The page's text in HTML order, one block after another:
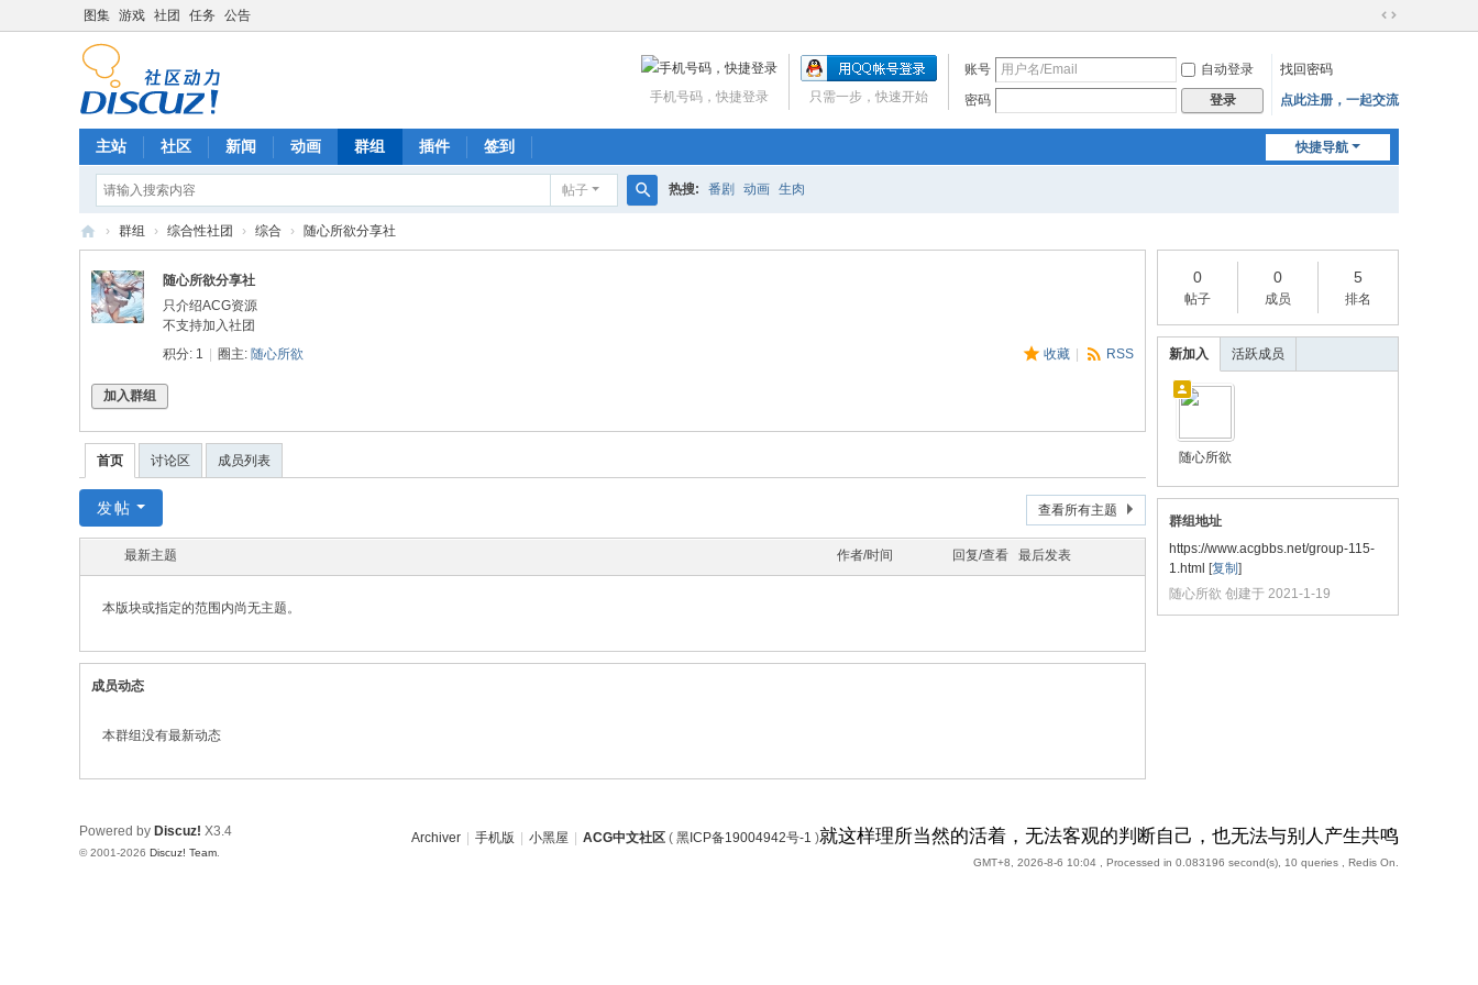
图集 游戏 社团 任务 公告
切
宽
账号 自动登录
找回密码
密码
登录 点此注册，一起交流
只需一步，快速开始
手机号码，快捷登录
快捷导航
主站 社区 新闻 动画 群组 插件 签到
帖子
索
热搜: 番剧 动画 生肉
C
G
文
› 群组 › 综合性社团 › 综合 › 随心所欲分享社
随心所欲分享社
只介绍ACG资源
不支持加入社团
收藏
RSS
积分: 1 圈主: 随心所欲
加入群组
首页 讨论区 成员列表
查看所有主题
发帖
最新主题 作者/时间 回复/查看 最后发表
本版块或指定的范围内尚无主题。
成员动态
本群组没有最新动态
0
帖子
0
成员
5
排名
新加入 活跃成员
随心所欲
群组地址
https://www.acgbbs.net/group-115-
1.html [复制 ]
随心所欲 创建于 2021-1-19
Archiver 手机版 小黑屋 ACG中文社区 ( 黑ICP备19004942号-1 )就这样理所当然的活着，无法客观的判断自己，也无法与别人产生共鸣
GMT+8, 2026-8-6 10:04 , Processed in 0.083196 second(s), 10 queries , Redis On.
Powered by Discuz! X3.4
© 2001-2026 Discuz! Team